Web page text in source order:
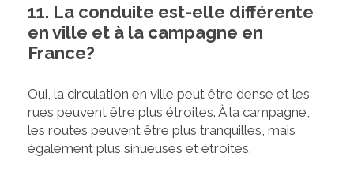
11. La conduite est-elle différente
en ville et à la campagne en
France?
Oui, la circulation en ville peut être dense et les
rues peuvent être plus étroites. À la campagne,
les routes peuvent être plus tranquilles, mais
également plus sinueuses et étroites.